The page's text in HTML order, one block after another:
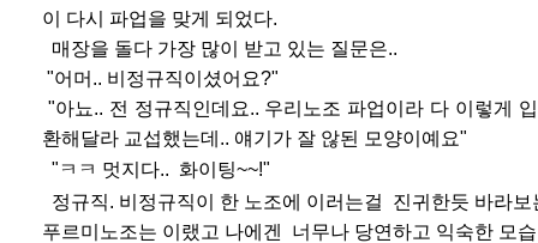
이 다시 파업을 맞게 되었다.
매장을 돌다 가장 많이 받고 있는 질문은..
"어머.. 비정규직이셨어요?"
"아뇨.. 전 정규직인데요.. 우리노조 파업이라 다 이 렇게
환해달라 교섭했는데.. 얘기가 잘 않된 모양이예요"
"ㅋㅋ 멋지다.. 화이팅~~!"
정규직. 비정규직이 한 노조에 이러는걸 진귀한듯 바라보
푸르미노조는 이랬고 나에겐 너무나 당연하고 익숙한 모